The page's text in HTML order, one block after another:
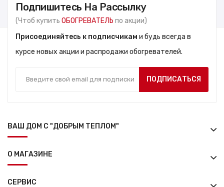
Подпишитесь На Рассылку
(Чтоб купить ОБОГРЕВАТЕЛЬ по акции)
Присоединяйтесь к подписчикам и будь всегда в
курсе новых акции и распродажи обогревателей.
ПОДПИСАТЬСЯ
ВАШ ДОМ С "ДОБРЫМ ТЕПЛОМ"
О МАГАЗИНЕ
СЕРВИС